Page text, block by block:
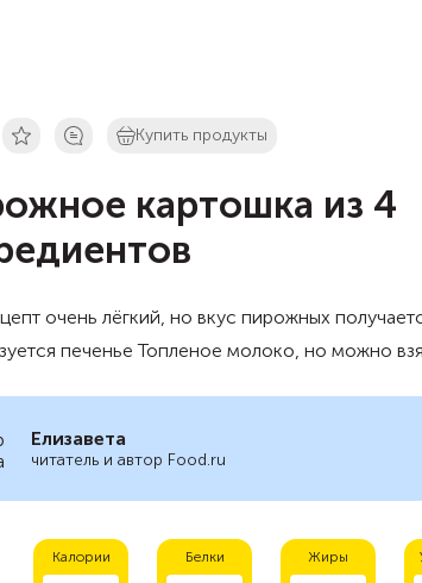
Купить продукты
картошка из 4
очень лёгкий, но вкус пирожных
печенье Топленое молоко, но можно
Елизавета
читатель и автор Food.ru
Калории Белки Жиры